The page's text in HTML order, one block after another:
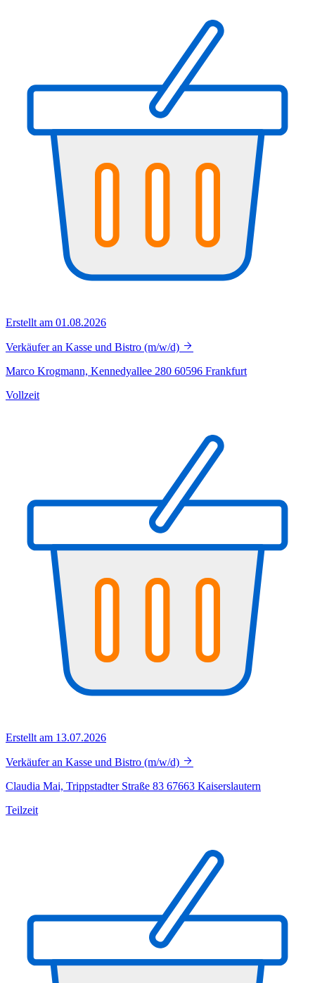
Erstellt am 01.08.2026
Verkäufer an Kasse und Bistro (m/w/d)
Marco Krogmann, Kennedyallee 280 60596 Frankfurt
Vollzeit
Erstellt am 13.07.2026
Verkäufer an Kasse und Bistro (m/w/d)
Claudia Mai, Trippstadter Straße 83 67663 Kaiserslautern
Teilzeit